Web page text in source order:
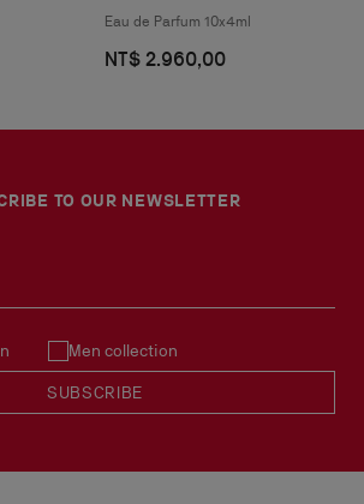
Eau de Parfum 10x4ml
NT$ 2.960,00
TO OUR NEWSLETTER
Men collection
SUBSCRIBE